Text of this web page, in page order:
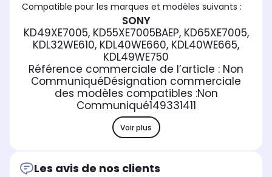
Compatible pour les marques et modèles suivants :
SONY
KD49XE7005, KD55XE7005BAEP, KD65XE7005,
KDL32WE610, KDL40WE660, KDL40WE665,
KDL49WE750
Référence commerciale de l’article : Non
CommuniquéDésignation commerciale
des modèles compatibles :Non
Communiqué149331411
Voir plus
Les avis de nos clients